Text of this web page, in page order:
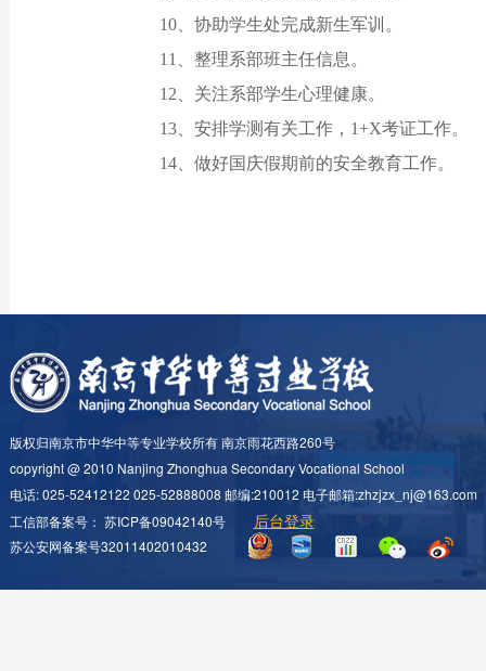
10、协助学生处完成新生军训。
11、整理系部班主任信息。
12、关注系部学生心理健康。
13、安排学测有关工作，1+X考证工作。
14、做好国庆假期前的安全教育工作。
版权归南京市中华中等专业学校所有 南京雨花西路260号
copyright @ 2010 Nanjing Zhonghua Secondary Vocational School
电话: 025-52412122 025-52888008 邮编:210012 电子邮箱:zhzjzx_nj@163.com
工信部备案号： 苏ICP备09042140号 后台登录
苏公安网备案号32011402010432